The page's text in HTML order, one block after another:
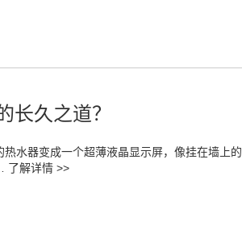
长久之道？
水器变成一个超薄液晶显示屏，像挂在墙上的
了解详情 >>